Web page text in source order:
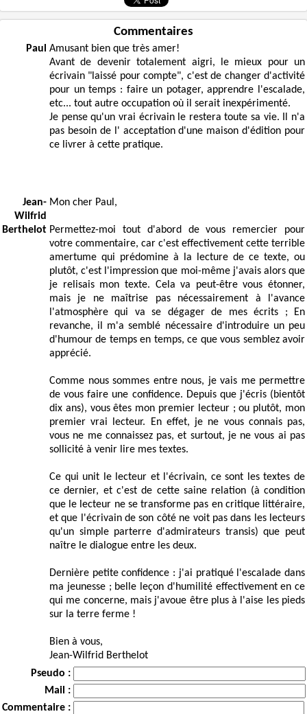
Commentaires
Paul Amusant bien que très amer!
Avant de devenir totalement aigri, le mieux pour un
écrivain "laissé pour compte", c'est de changer d'activité
pour un temps : faire un potager, apprendre l'escalade,
etc... tout autre occupation où il serait inexpérimenté.
Je pense qu'un vrai écrivain le restera toute sa vie. Il n'a
pas besoin de l' acceptation d'une maison d'édition pour
ce livrer à cette pratique.
Jean-
Wilfrid
Berthelot
Mon cher Paul,
Permettez-moi tout d'abord de vous remercier pour
votre commentaire, car c'est effectivement cette terrible
amertume qui prédomine à la lecture de ce texte, ou
plutôt, c'est l'impression que moi-même j'avais alors que
je relisais mon texte. Cela va peut-être vous étonner,
mais je ne maîtrise pas nécessairement à l'avance
l'atmosphère qui va se dégager de mes écrits ; En
revanche, il m'a semblé nécessaire d'introduire un peu
d'humour de temps en temps, ce que vous semblez avoir
apprécié.
Comme nous sommes entre nous, je vais me permettre
de vous faire une confidence. Depuis que j'écris (bientôt
dix ans), vous êtes mon premier lecteur ; ou plutôt, mon
premier vrai lecteur. En effet, je ne vous connais pas,
vous ne me connaissez pas, et surtout, je ne vous ai pas
sollicité à venir lire mes textes.
Ce qui unit le lecteur et l'écrivain, ce sont les textes de
ce dernier, et c'est de cette saine relation (à condition
que le lecteur ne se transforme pas en critique littéraire,
et que l'écrivain de son côté ne voit pas dans les lecteurs
qu'un simple parterre d'admirateurs transis) que peut
naître le dialogue entre les deux.
Dernière petite confidence : j'ai pratiqué l'escalade dans
ma jeunesse ; belle leçon d'humilité effectivement en ce
qui me concerne, mais j'avoue être plus à l'aise les pieds
sur la terre ferme !
Bien à vous,
Jean-Wilfrid Berthelot
Pseudo :
Mail :
Commentaire :